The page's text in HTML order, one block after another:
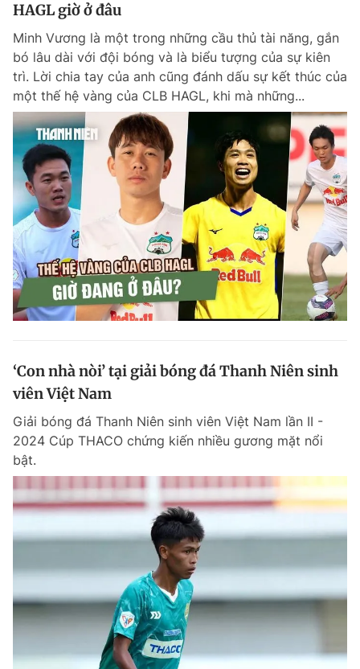
Giấy phép xuất bản số 110/GP - BTTTT cấp ngày 24.3.2020
© 2003-2026 Bản quyền thuộc về Báo Thanh Niên. Cấm sao chép
dưới mọi hình thức nếu không có sự chấp thuận bằng văn bản.
Phát triển bởi ePi Technologies, JSC.
HAGL giờ ở đâu
Minh Vương là một trong những cầu thủ tài năng, gắn
bó lâu dài với đội bóng và là biểu tượng của sự kiên
trì. Lời chia tay của anh cũng đánh dấu sự kết thúc của
một thế hệ vàng của CLB HAGL, khi mà những...
‘Con nhà nòi’ tại giải bóng đá Thanh Niên sinh
viên Việt Nam
Giải bóng đá Thanh Niên sinh viên Việt Nam lần II -
2024 Cúp THACO chứng kiến nhiều gương mặt nổi
bật.